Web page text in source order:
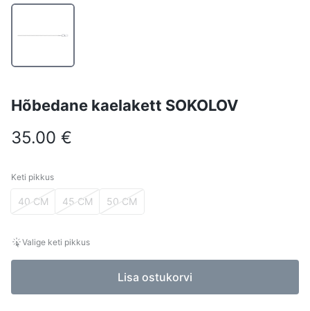
Hõbedane kaelakett SOKOLOV
35.00 €
Keti pikkus
Keti pikkus
40 CM 45 CM 50 CM
Valige keti pikkus
Lisa ostukorvi